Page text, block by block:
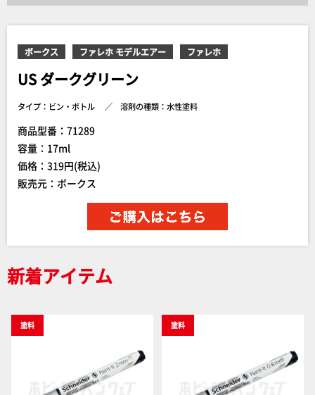
ボークス ファレホ モデルエアー ファレホ
US ダークグリーン
タイプ：ビン・ボトル 溶剤の種類：水性塗料
商品型番：71289
容量：17ml
価格：319円(税込)
販売元：ボークス
新着アイテム
塗料 塗料